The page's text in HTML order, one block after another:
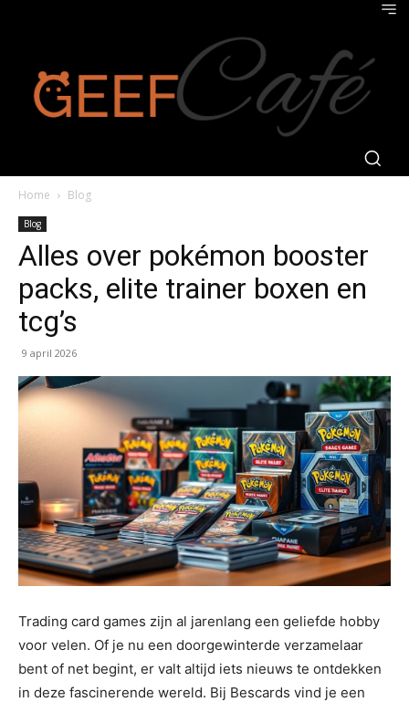
Home Blog
Blog
Alles over pokémon booster
packs, elite trainer boxen en
tcg’s
9 april 2026
Trading card games zijn al jarenlang een geliefde hobby
voor velen. Of je nu een doorgewinterde verzamelaar
bent of net begint, er valt altijd iets nieuws te ontdekken
in deze fascinerende wereld. Bij Bescards vind je een